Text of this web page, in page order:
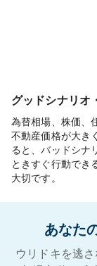
グッドシナリオ
為替相場、株価、
不動産価格が大き
ると、バッドシナ
ときすぐ行動でき
大切です。
あなた
ウリドキを逃